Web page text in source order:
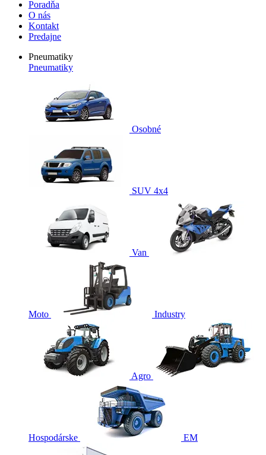
Poradňa
O nás
Kontakt
Predajne
Pneumatiky
Pneumatiky
Osobné
SUV 4x4
Van
Moto Industry
Agro
Hospodárske EM